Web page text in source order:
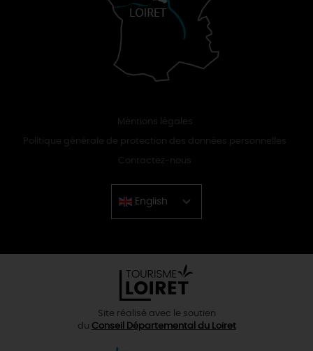
Mentions légales
Politique générale de protection des données personnelles
Contactez-nous
English
Chinese
Site réalisé avec le soutien
du Conseil Départemental du Loiret